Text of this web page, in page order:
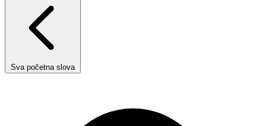
Sva početna slova